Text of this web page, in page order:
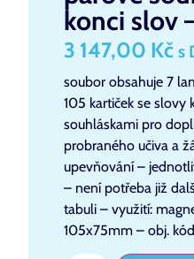
konci slov
3 147,00 Kč s
soubor obsahuje 7
105 kartiček se
souhláskami pro
probraného učiva a
upevňování –
– není potřeba již
tabuli – využití:
105x75mm – obj.